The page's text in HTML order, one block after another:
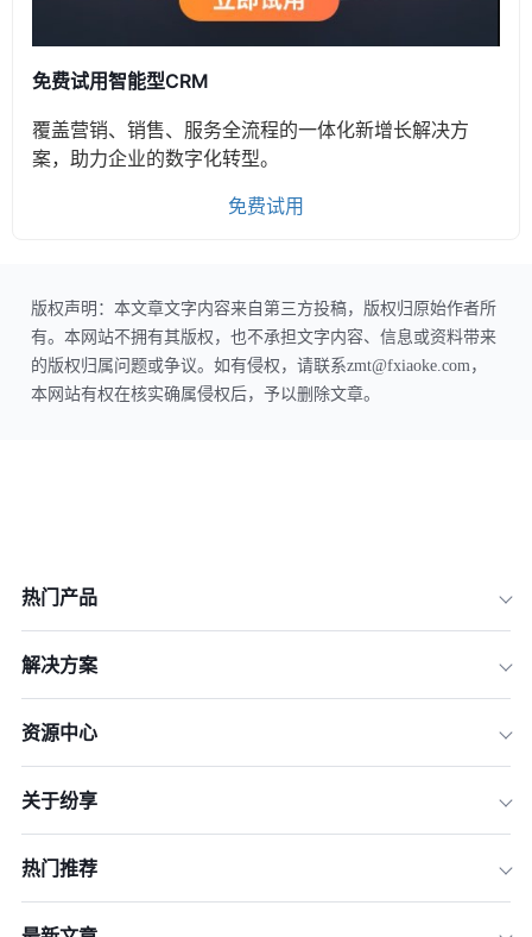
免费试用智能型CRM
覆盖营销、销售、服务全流程的一体化新增长解决方
案，助力企业的数字化转型。
免费试用
版权声明：本文章文字内容来自第三方投稿，版权归原始作者所
有。本网站不拥有其版权，也不承担文字内容、信息或资料带来
的版权归属问题或争议。如有侵权，请联系zmt@fxiaoke.com，
本网站有权在核实确属侵权后，予以删除文章。
热门产品
解决方案
资源中心
关于纷享
热门推荐